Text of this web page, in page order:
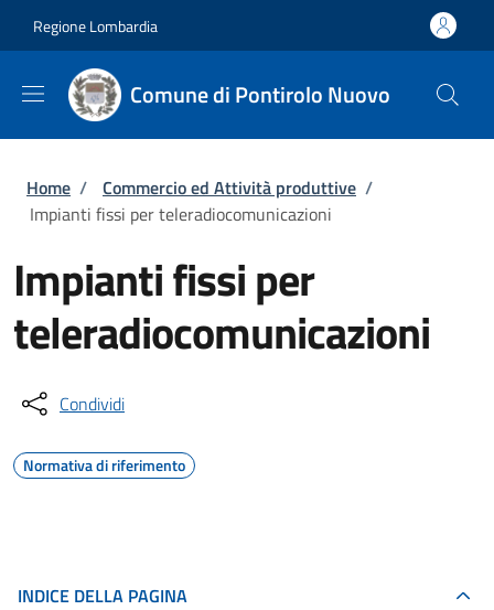
Regione Lombardia
Comune di Pontirolo Nuovo
Briciole di pane
Home / Commercio ed Attività produttive /
Impianti fissi per teleradiocomunicazioni
Impianti fissi per
teleradiocomunicazioni
Condividi
Normativa di riferimento
INDICE DELLA PAGINA